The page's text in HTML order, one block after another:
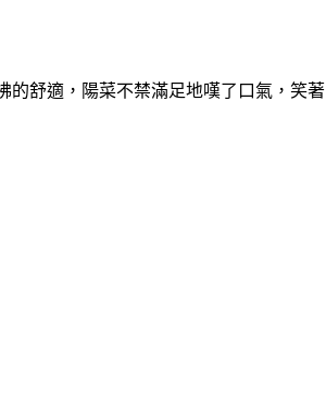
的舒適，陽菜不禁滿足地嘆了口氣，笑著